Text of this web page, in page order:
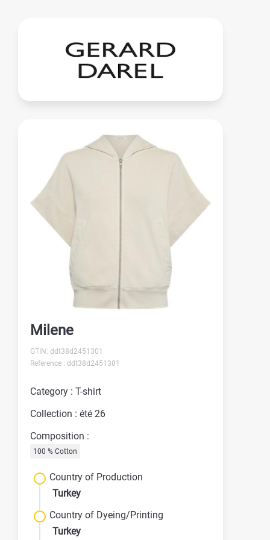
Milene
GTIN: ddt38d2451301
Reference : ddt38d2451301
Category : T-shirt
Collection : été 26
Composition :
100 % Cotton
Country of Production
Turkey
Country of Dyeing/Printing
Turkey